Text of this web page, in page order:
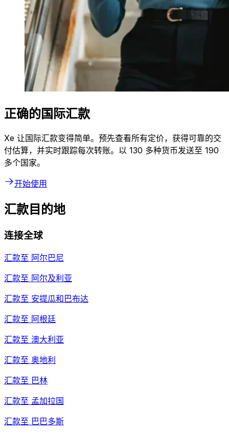
正确的国际汇款
Xe 让国际汇款变得简单。预先查看所有定价，获得可靠的交
付估算，并实时跟踪每次转账。以 130 多种货币发送至 190
多个国家。
开始使用
汇款目的地
连接全球
汇款至 阿尔巴尼
汇款至 阿尔及利亚
汇款至 安提瓜和巴布达
汇款至 阿根廷
汇款至 澳大利亚
汇款至 奥地利
汇款至 巴林
汇款至 孟加拉国
汇款至 巴巴多斯